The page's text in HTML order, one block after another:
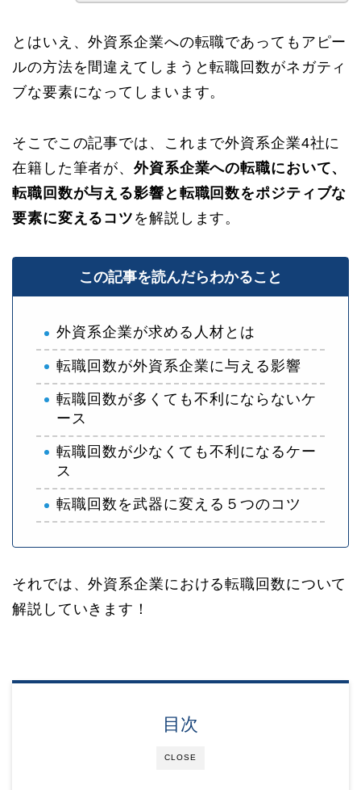
とはいえ、外資系企業への転職であってもアピー
ルの方法を間違えてしまうと転職回数がネガティ
ブな要素になってしまいます。
そこでこの記事では、これまで外資系企業4社に
在籍した筆者が、外資系企業への転職において、
転職回数が与える影響と転職回数をポジティブな
要素に変えるコツ を解説します。
この記事を読んだらわかること
外資系企業が求める人材とは
転職回数が外資系企業に与える影響
転職回数が多くても不利にならないケ
ース
転職回数が少なくても不利になるケー
ス
転職回数を武器に変える５つのコツ
それでは、外資系企業における転職回数について
解説していきます！
CLOSE
目次